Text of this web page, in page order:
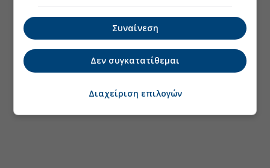
Συναίνεση
Δεν συγκατατίθεμαι
Διαχείριση επιλογών